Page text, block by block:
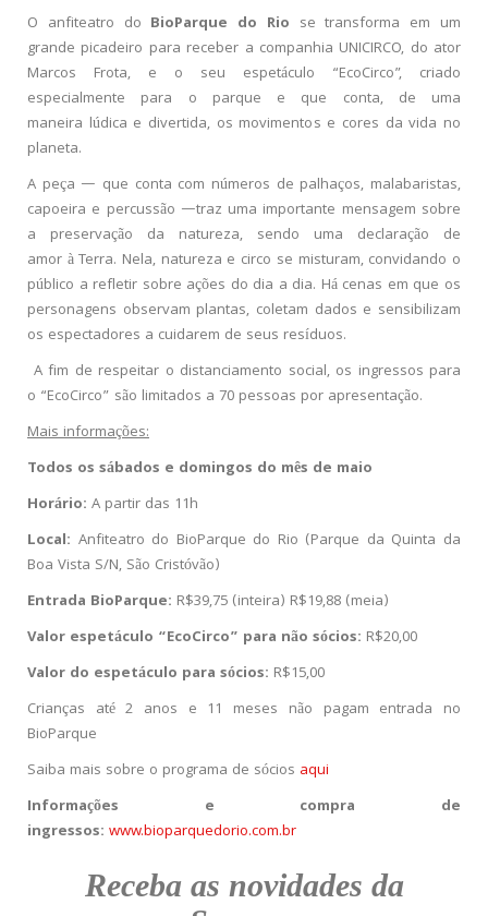
O anfiteatro do BioParque do Rio se transforma em um
grande picadeiro para receber a companhia UNICIRCO, do ator
Marcos Frota, e o seu espetáculo “EcoCirco”, criado
especialmente para o parque e que conta, de uma
maneira lúdica e divertida, os movimentos e cores da vida no
planeta.
A peça — que conta com números de palhaços, malabaristas,
capoeira e percussão —traz uma importante mensagem sobre
a preservação da natureza, sendo uma declaração de
amor à Terra. Nela, natureza e circo se misturam, convidando o
público a refletir sobre ações do dia a dia. Há cenas em que os
personagens observam plantas, coletam dados e sensibilizam
os espectadores a cuidarem de seus resíduos.
A fim de respeitar o distanciamento social, os ingressos para
o “EcoCirco” são limitados a 70 pessoas por apresentação.
Mais informações:
Todos os sábados e domingos do mês de maio
Horário: A partir das 11h
Local: Anfiteatro do BioParque do Rio (Parque da Quinta da
Boa Vista S/N, São Cristóvão)
Entrada BioParque: R$39,75 (inteira) R$19,88 (meia)
Valor espetáculo “EcoCirco” para não sócios: R$20,00
Valor do espetáculo para sócios: R$15,00
Crianças até 2 anos e 11 meses não pagam entrada no
BioParque
Saiba mais sobre o programa de sócios aqui
Informações e compra de
ingressos: www.bioparquedorio.com.br
Receba as novidades da